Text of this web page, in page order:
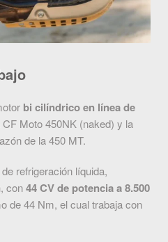
bi cilíndrico en línea de
Moto 450NK (naked) y la
de la 450 MT.
refrigeración líquida,
con44 CV de potencia a 8.500
de 44 Nm, el cual trabaja con